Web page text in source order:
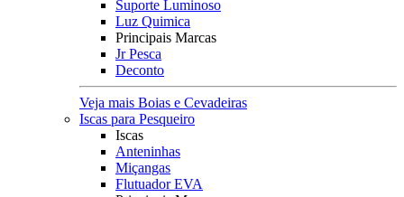
Suporte Luminoso
Luz Quimica
Principais Marcas
Jr Pesca
Deconto
Veja mais Boias e Cevadeiras
Iscas para Pesqueiro
Iscas
Anteninhas
Miçangas
Flutuador EVA